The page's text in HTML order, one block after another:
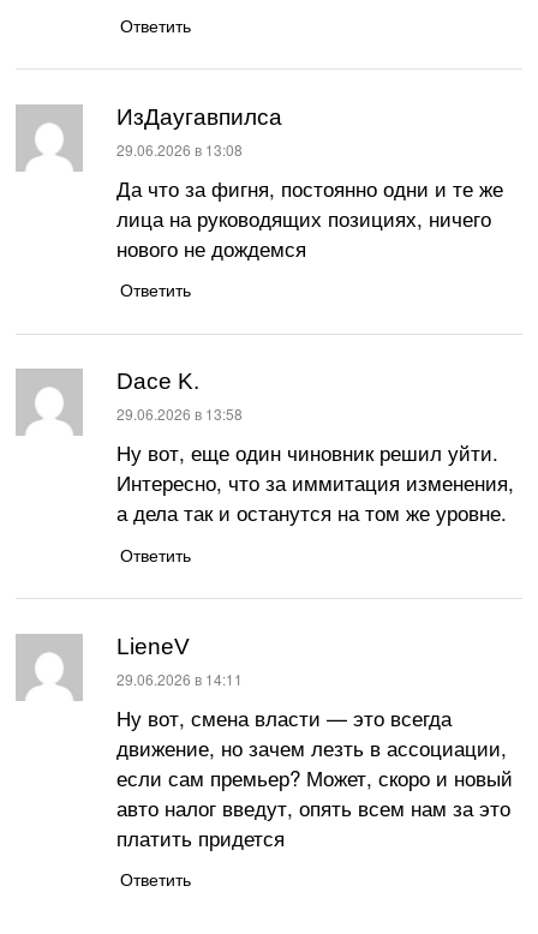
Ответить
ИзДаугавпилса
:
29.06.2026 в 13:08
Да что за фигня, постоянно одни и те же
лица на руководящих позициях, ничего
нового не дождемся
Ответить
Dace K.
:
29.06.2026 в 13:58
Ну вот, еще один чиновник решил уйти.
Интересно, что за иммитация изменения,
а дела так и останутся на том же уровне.
Ответить
LieneV
:
29.06.2026 в 14:11
Ну вот, смена власти — это всегда
движение, но зачем лезть в ассоциации,
если сам премьер? Может, скоро и новый
авто налог введут, опять всем нам за это
платить придется
Ответить